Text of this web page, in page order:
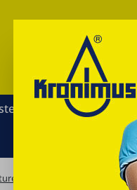
springen
Mess- und